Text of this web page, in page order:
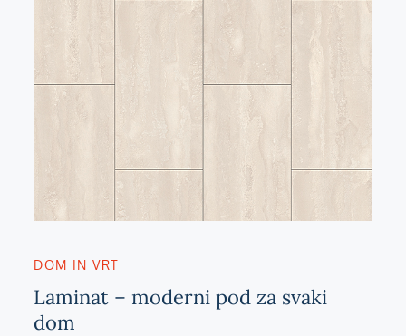
DOM IN VRT
Laminat – moderni pod za svaki
dom